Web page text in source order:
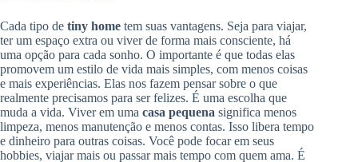
Cada tipo de tiny home tem suas vantagens. Seja para viajar,
ter um espaço extra ou viver de forma mais consciente, há
uma opção para cada sonho. O importante é que todas elas
promovem um estilo de vida mais simples, com menos coisas
e mais experiências. Elas nos fazem pensar sobre o que
realmente precisamos para ser felizes. É uma escolha que
muda a vida. Viver em uma casa pequena significa menos
limpeza, menos manutenção e menos contas. Isso libera tempo
e dinheiro para outras coisas. Você pode focar em seus
hobbies, viajar mais ou passar mais tempo com quem ama. É